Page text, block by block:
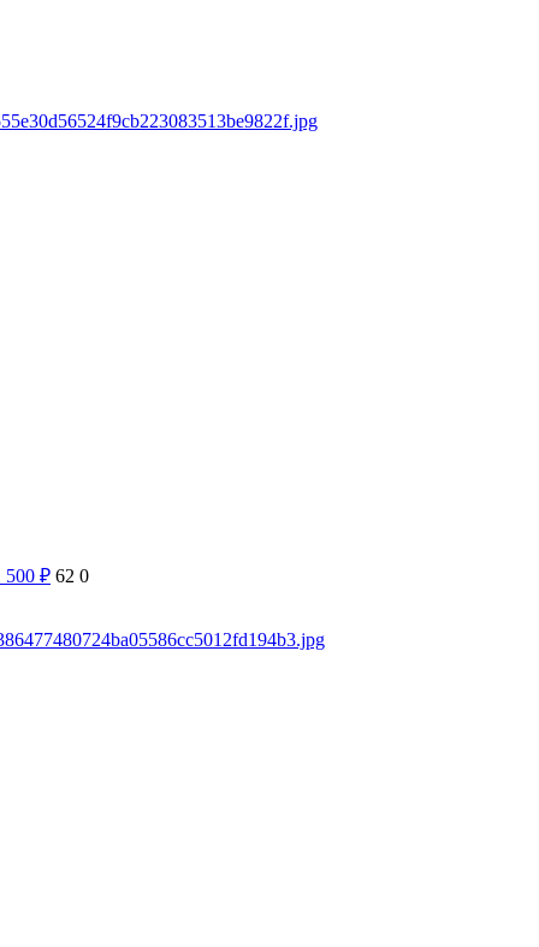
500 ₽ 62 0